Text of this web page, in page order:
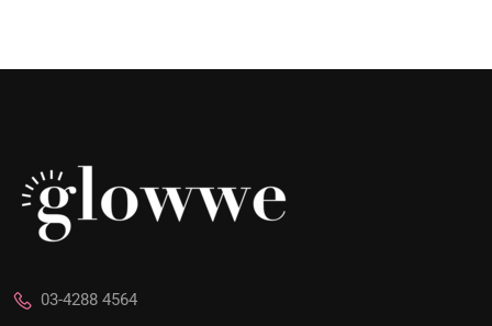
03-4288 4564